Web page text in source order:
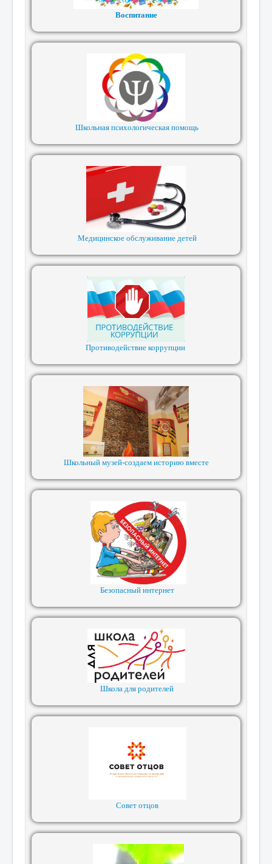
Воспитание
Школьная психологическая помощь
Медицинское обслуживание детей
Противодействие коррупции
Школьный музей-создаем историю вместе
Безопасный интернет
Школа для родителей
Совет отцов